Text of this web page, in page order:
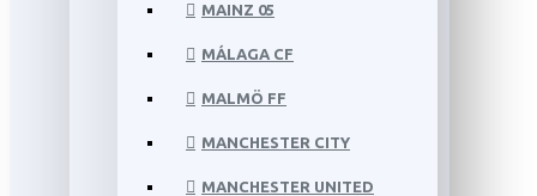
MAINZ 05
MÁLAGA CF
MALMÖ FF
MANCHESTER CITY
MANCHESTER UNITED